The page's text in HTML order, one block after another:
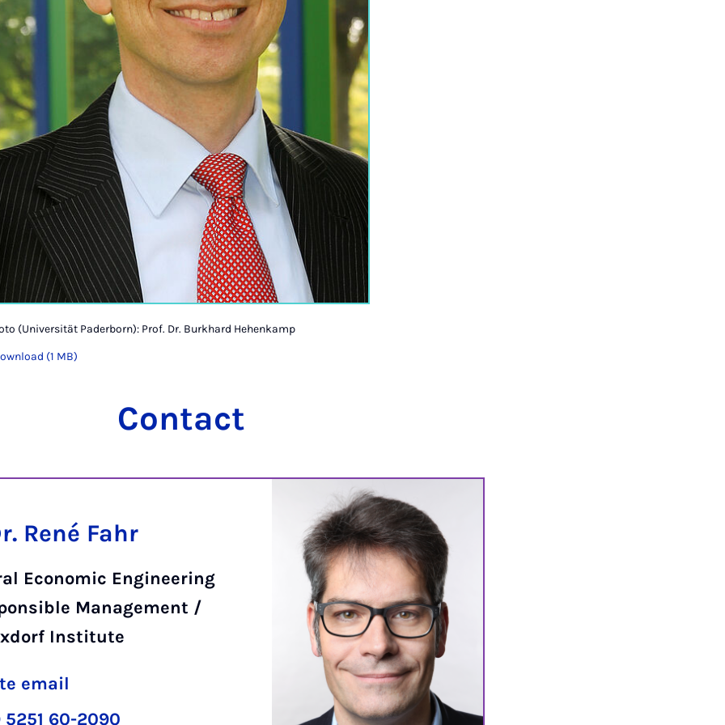
(Universität Paderborn): Prof. Dr. Burkhard Hehenkamp
(1 MB)
Contact
René Fahr
Economic Engineering
Management /
Institute
email
5251 60-2090